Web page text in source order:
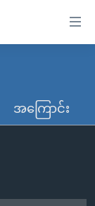
အကြောင်း